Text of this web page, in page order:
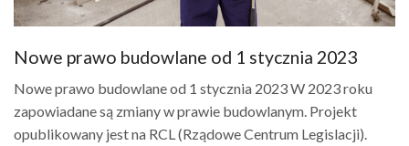
Nowe prawo budowlane od 1 stycznia 2023
Nowe prawo budowlane od 1 stycznia 2023 W 2023 roku
zapowiadane są zmiany w prawie budowlanym. Projekt
opublikowany jest na RCL (Rządowe Centrum Legislacji).